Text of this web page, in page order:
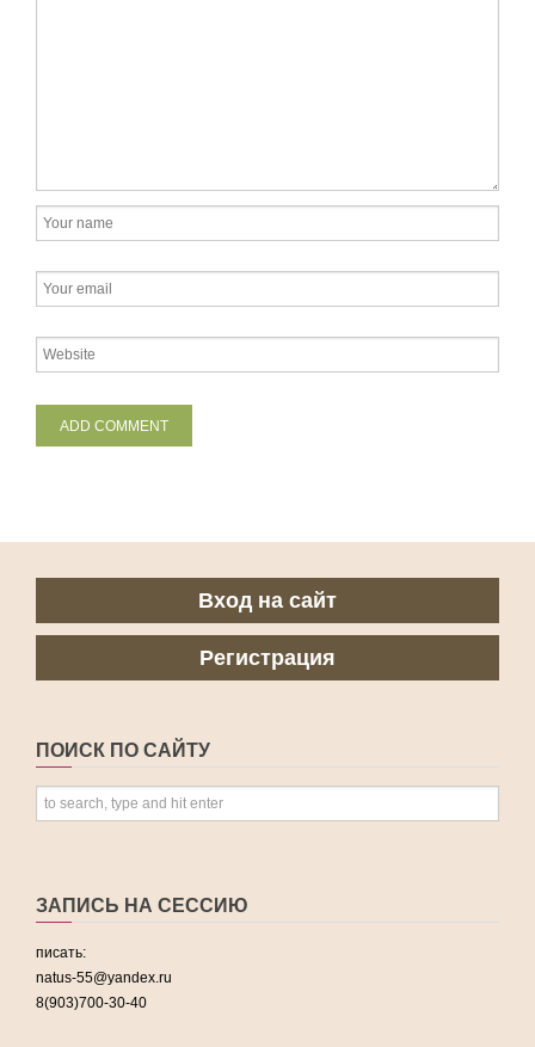
Вход на сайт
Регистрация
ПОИСК ПО САЙТУ
ЗАПИСЬ НА СЕССИЮ
писать:
natus-55@yandex.ru
8(903)700-30-40